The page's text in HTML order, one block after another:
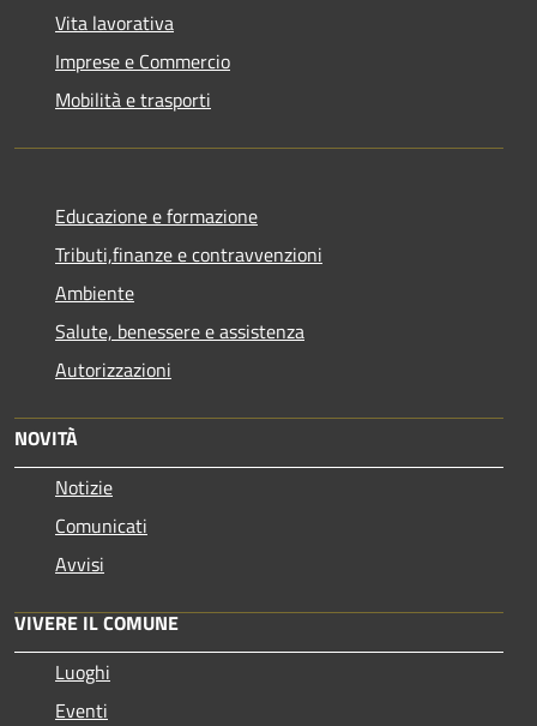
Vita lavorativa
Imprese e Commercio
Mobilità e trasporti
Educazione e formazione
Tributi,finanze e contravvenzioni
Ambiente
Salute, benessere e assistenza
Autorizzazioni
NOVITÀ
Notizie
Comunicati
Avvisi
VIVERE IL COMUNE
Luoghi
Eventi